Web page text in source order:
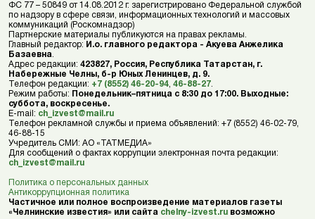
ФС 77 – 50849 от 14.08.2012 г. зарегистрировано Федеральной службой
по надзору в сфере связи, информационных технологий и массовых
коммуникаций (Роскомнадзор)
Партнерские материалы публикуются на правах рекламы.
Главный редактор: И.о. главного редактора - Акуева Анжелика
Базаевна
Адрес редакции: 423827, Россия, Республика Татарстан, г.
Набережные Челны, б-р Юных Ленинцев, д. 9.
Телефон редакции: +7 (8552) 46-20-94 46-88-27
Режим работы: Понедельник–пятница с 8:30 до 17:00. Выходные:
суббота, воскресенье.
E-mail: ch_izvest@mail.ru
Телефон рекламной службы и приема объявлений: +7 (8552) 46-02-79,
46-88-15
Учредитель СМИ: АО «ТАТМЕДИА»
Для сообщений о фактах коррупции электронная почта редакции:
ch_izvest@mail.ru
Политика о персональных данных
Антикоррупционная политика
Частичное или полное воспроизведение материалов газеты
«Челнинские известия» или сайта chelny-izvest.ru возможно